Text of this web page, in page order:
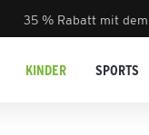
35 % Rabatt mit
KINDER SPORTS